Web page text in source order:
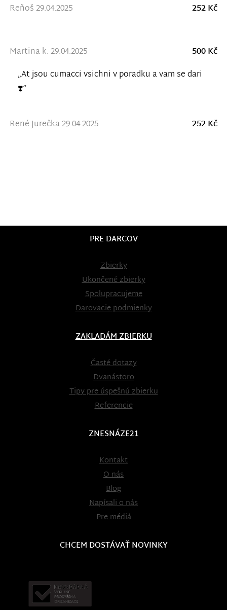
Reňoš 29.04.2025 252 Kč
Martina k. 29.04.2025
500 Kč
„At jsou cumacci vsichni v poradku a vam se dari
❣️“
René Jurečka 29.04.2025 252 Kč
PRE DARCOV
Zbierky
Ukončené zbierky
Spolupracujeme
Darovacie podmienky
ZAKLADÁM ZBIERKU
Časté dotazy
Dvanástoro
Tipy pre úspešnú zbierku
Referencie
ZNESNÁZE21
Kontakt
O nás
Blog
Napísali o nás
Pre médiá
CHCEM DOSTÁVAŤ NOVINKY